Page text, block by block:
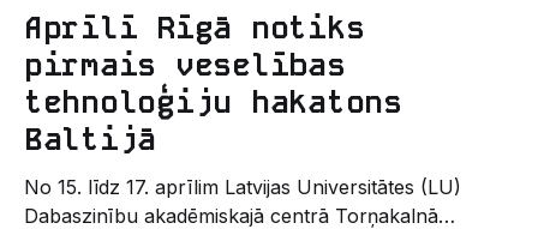
Aprīlī Rīgā notiks
pirmais veselības
tehnoloģiju hakatons
Baltijā
No 15. līdz 17. aprīlim Latvijas Universitātes (LU)
Dabaszinību akadēmiskajā centrā Torņakalnā